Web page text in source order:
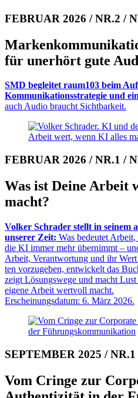
FEBRUAR 2026 / NR.2 /
für unerhört gute
SMD begleitet raum103 beim
Kommunikationsstrategie und
auch Audio braucht Sichtbarkeit.
FEBRUAR 2026 / NR.1 /
Was ist Deine Arbeit
macht?
Volker Schrader stellt in seinem
unserer Zeit: Was bedeutet
die KI immer mehr übernimmt –
Arbeit, Verantwortung und ihr
ten vorzugeben, ent­wickelt das
zeigt Lösungs­wege und macht
eig­ene Arbeit wert­voll macht.
Erscheinungsdatum: 6. März 2026.
SEPTEMBER 2025 /
Vom Cringe zur